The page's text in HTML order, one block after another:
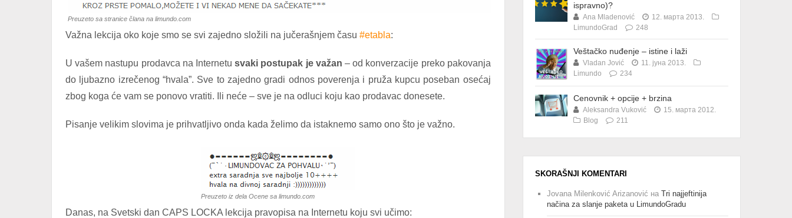
Preuzeto sa stranice člana na limundo.com
Važna lekcija oko koje smo se svi zajedno složili na jučerašnjem času#etabla:
U vašem nastupu prodavca na Internetusvaki postupak je važan – od konverzacije preko pakovanja
do ljubazno izrečenog “hvala”. Sve to zajedno gradi odnos poverenja i pruža kupcu poseban osećaj
zbog koga će vam se ponovo vratiti. Ili neće – sve je na odluci koju kao prodavac donesete.
Pisanje velikim slovima je prihvatljivo onda kada želimo da istaknemo samo ono što je važno.
Preuzeto iz dela Ocene sa limundo.com
Danas, na Svetski dan CAPS LOCKA lekcija pravopisa na Internetu koju svi učimo:
ispravno)?
Ana Mladenović
12. марта 2013.
LimundoGrad
248
Veštačko nuđenje – istine i laži
Vladan Jović
11. јуна 2013.
Limundo
234
Cenovnik + opcije + brzina
Aleksandra Vuković
15. марта 2012.
Blog
211
SKORAŠNJI KOMENTARI
Jovana Milenković Arizanović наTri najjeftinija
načina za slanje paketa u LimundoGradu